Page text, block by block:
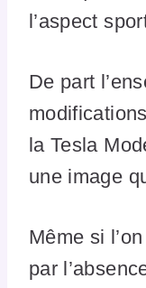
l’aspect
De part
la Tesla
une image
Même si
par